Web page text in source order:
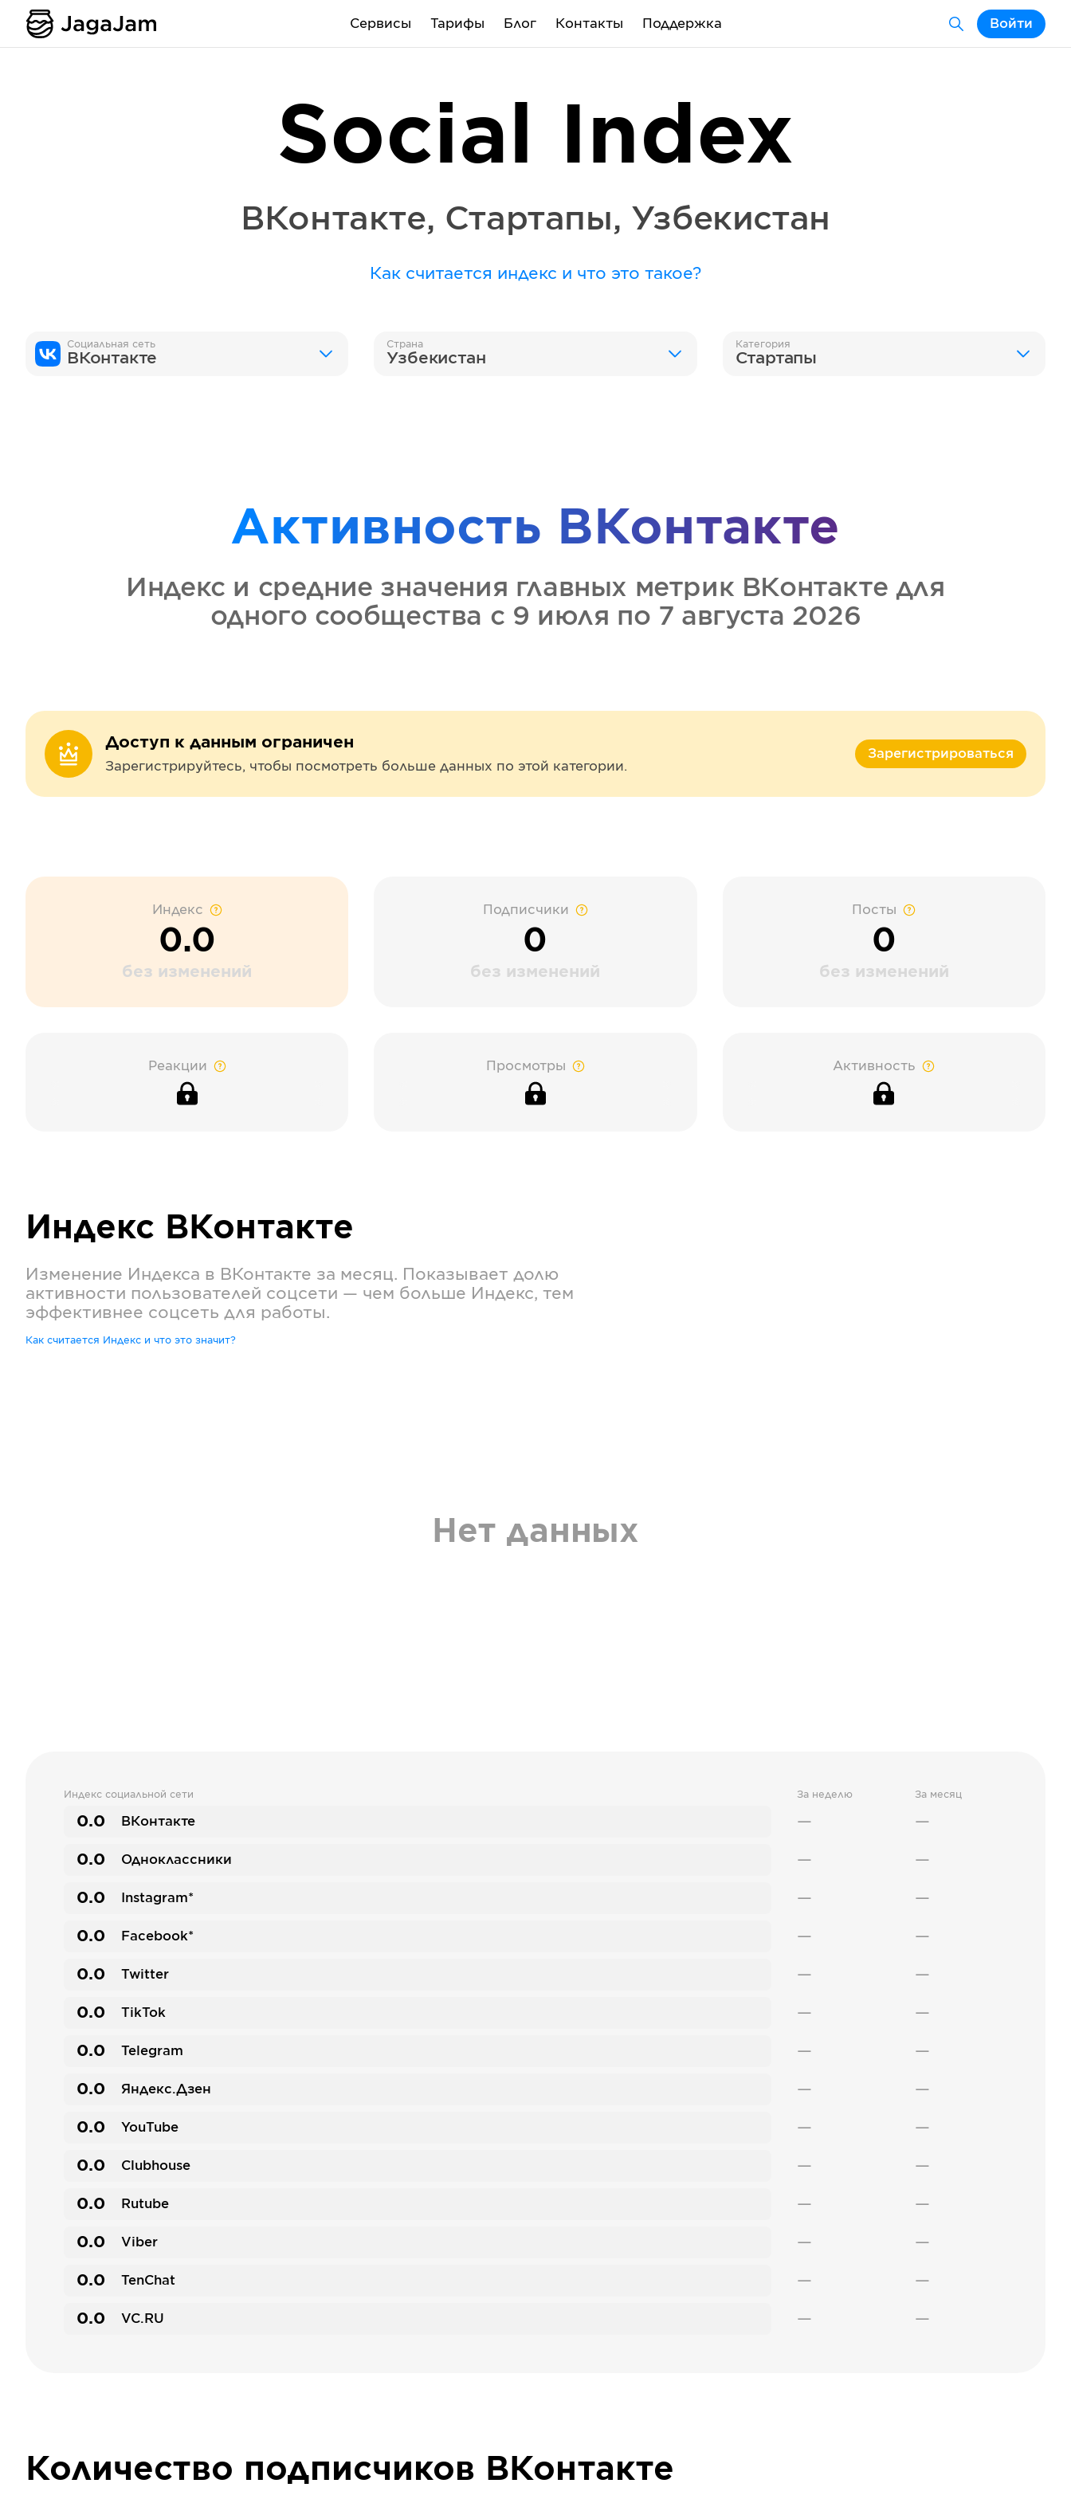
Сервисы Тарифы Блог Контакты Поддержка Войти
Social Index
ВКонтакте, Стартапы, Узбекистан
Как считается индекс и что это такое?
Социальная сеть
ВКонтакте
Страна
Узбекистан
Категория
Стартапы
Активность ВКонтакте
Индекс и средние значения главных метрик ВКонтакте для
одного сообщества с 9 июля по 7 августа 2026
Доступ к данным ограничен
Зарегистрируйтесь, чтобы посмотреть больше данных по этой категории.
Зарегистрироваться
Индекс
0.0
без изменений
Подписчики
0
без изменений
Посты
0
без изменений
Реакции Просмотры Активность
Индекс ВКонтакте
Изменение Индекса в ВКонтакте за месяц. Показывает долю
активности пользователей соцсети — чем больше Индекс, тем
эффективнее соцсеть для работы.
Как считается Индекс и что это значит?
Нет данных
Индекс социальной сети За неделю За месяц
0.0 ВКонтакте — —
0.0 Одноклассники — —
0.0 Instagram* — —
0.0 Facebook* — —
0.0 Twitter — —
0.0 TikTok — —
0.0 Telegram — —
0.0 Яндекс.Дзен — —
0.0 YouTube — —
0.0 Clubhouse — —
0.0 Rutube — —
0.0 Viber — —
0.0 TenChat — —
0.0 VC.RU — —
Количество подписчиков ВКонтакте